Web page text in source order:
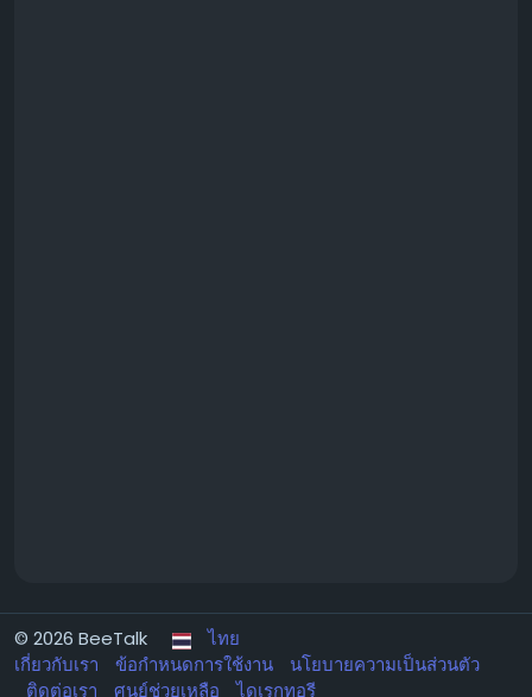
© 2026 BeeTalk
ไทย
เกี่ยวกับเรา
ข้อกำหนดการใช้งาน
นโยบายความเป็นส่วนตัว
ติดต่อเรา
ศูนย์ช่วยเหลือ ไดเรกทอรี